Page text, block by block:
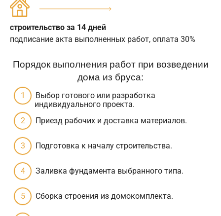
строительство за 14 дней
подписание акта выполненных работ, оплата 30%
Порядок выполнения работ при возведении
дома из бруса:
Выбор готового или разработка
индивидуального проекта.
Приезд рабочих и доставка материалов.
Подготовка к началу строительства.
Заливка фундамента выбранного типа.
Сборка строения из домокомплекта.